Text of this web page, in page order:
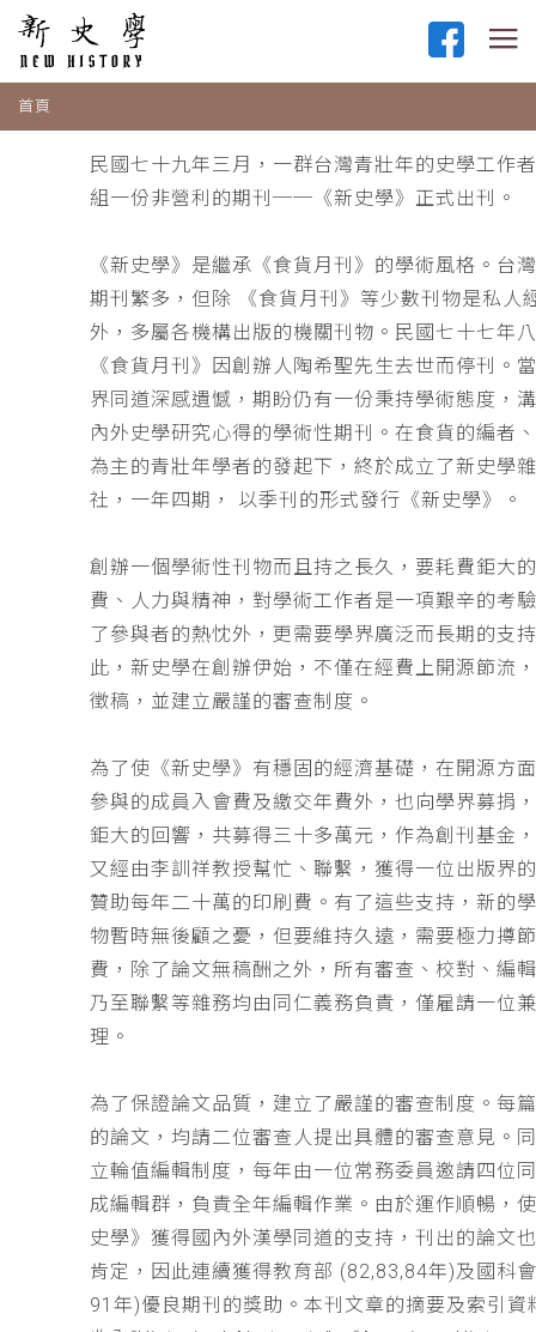
首頁
民國七十九年三月，一群台灣青壯年的史學工作
組一份非營利的期刊──《新史學》正式出刊。
《新史學》是繼承《食貨月刊》的學術風格。台
期刊繁多，但除 《食貨月刊》等少數刊物是私人
外，多屬各機構出版的機關刊物。民國七十七年
《食貨月刊》因創辦人陶希聖先生去世而停刊。
界同道深感遺憾，期盼仍有一份秉持學術態度，
內外史學研究心得的學術性期刊。在食貨的編者
為主的青壯年學者的發起下，終於成立了新史學
社，一年四期， 以季刊的形式發行《新史學》。
創辦一個學術性刊物而且持之長久，要耗費鉅大
費、人力與精神，對學術工作者是一項艱辛的考
了參與者的熱忱外，更需要學界廣泛而長期的支
此，新史學在創辦伊始，不僅在經費上開源節流
徵稿，並建立嚴謹的審查制度。
為了使《新史學》有穩固的經濟基礎，在開源方
參與的成員入會費及繳交年費外，也向學界募捐
鉅大的回響，共募得三十多萬元，作為創刊基金
又經由李訓祥教授幫忙、聯繫，獲得一位出版界
贊助每年二十萬的印刷費。有了這些支持，新的
物暫時無後顧之憂，但要維持久遠，需要極力撙
費，除了論文無稿酬之外，所有審查、校對、編
乃至聯繫等雜務均由同仁義務負責，僅雇請一位
理。
為了保證論文品質，建立了嚴謹的審查制度。每
的論文，均請二位審查人提出具體的審查意見。
立輪值編輯制度，每年由一位常務委員邀請四位
成編輯群，負責全年編輯作業。由於運作順暢，
史學》獲得國內外漢學同道的支持，刊出的論文
肯定，因此連續獲得教育部 (82,83,84年)及國科
91年)優良期刊的獎助。本刊文章的摘要及索引資